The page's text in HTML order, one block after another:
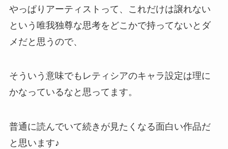
やっぱりアーティストって、これだけは譲れない
という唯我独尊な思考をどこかで持ってないとダ
メだと思うので、
そういう意味でもレティシアのキャラ設定は理に
かなっているなと思ってます。
普通に読んでいて続きが見たくなる面白い作品だ
と思います♪